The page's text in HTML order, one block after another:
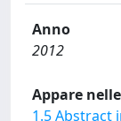
Anno
2012
Appare
1.5 Abstract